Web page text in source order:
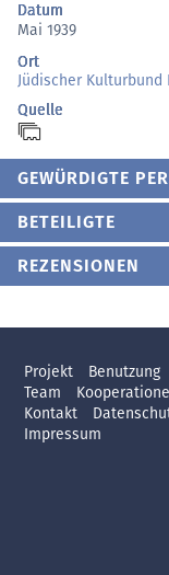
Datum
Mai 1939
Ort
Jüdischer Kulturbund
Quelle
GEWÜRDIGTE
BETEILIGTE
REZENSIONEN
Projekt
Benutzung
Team
Kontakt
Impressum